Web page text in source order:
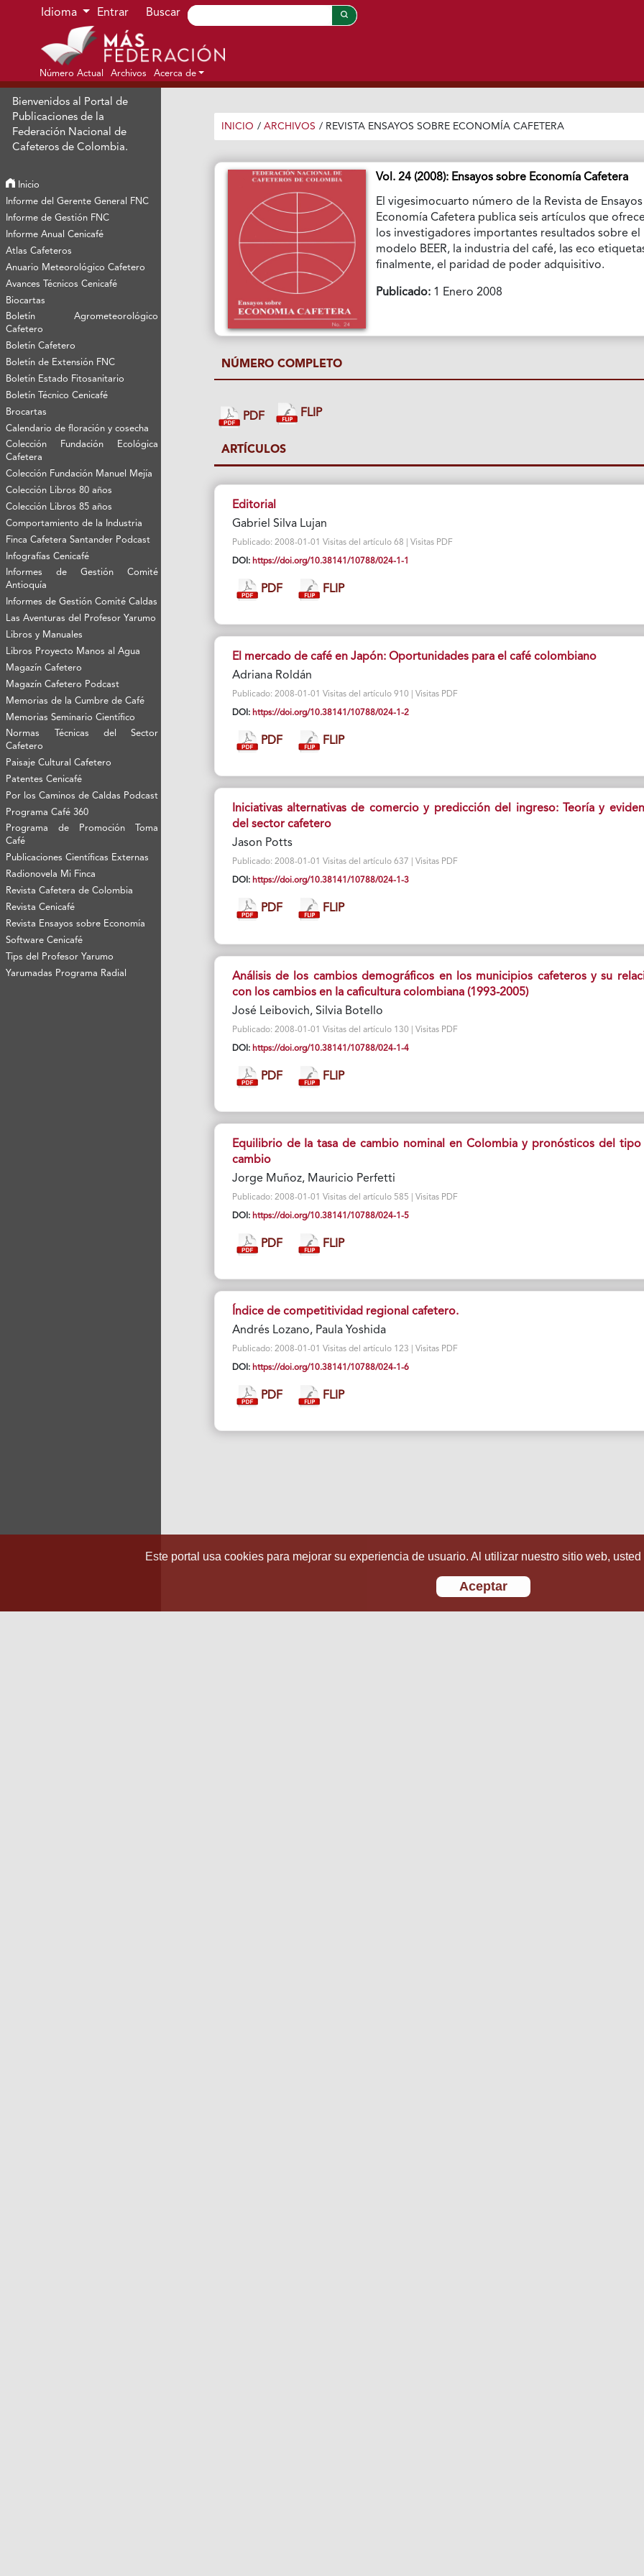
Ir al menú de navegación principal
Ir al contenido principal
Ir al pie de página del sitio
Idioma Entrar Buscar
Número Actual Archivos Acerca de
Bienvenidos al Portal de
Publicaciones de la
Federación Nacional de
Cafeteros de Colombia.
Inicio
Informe del Gerente General FNC
Informe de Gestión FNC
Informe Anual Cenicafé
Atlas Cafeteros
Anuario Meteorológico Cafetero
Avances Técnicos Cenicafé
Biocartas
Boletín Agrometeorológico
Cafetero
Boletín Cafetero
Boletín de Extensión FNC
Boletín Estado Fitosanitario
Boletín Técnico Cenicafé
Brocartas
Calendario de floración y cosecha
Colección Fundación Ecológica
Cafetera
Colección Fundación Manuel Mejía
Colección Libros 80 años
Colección Libros 85 años
Comportamiento de la Industria
Finca Cafetera Santander Podcast
Infografías Cenicafé
Informes de Gestión Comité
Antioquía
Informes de Gestión Comité Caldas
Las Aventuras del Profesor Yarumo
Libros y Manuales
Libros Proyecto Manos al Agua
Magazín Cafetero
Magazín Cafetero Podcast
Memorias de la Cumbre de Café
Memorias Seminario Científico
Normas Técnicas del Sector
Cafetero
Paisaje Cultural Cafetero
Patentes Cenicafé
Por los Caminos de Caldas Podcast
Programa Café 360
Programa de Promoción Toma
Café
Publicaciones Científicas Externas
Radionovela Mi Finca
Revista Cafetera de Colombia
Revista Cenicafé
Revista Ensayos sobre Economía
Software Cenicafé
Tips del Profesor Yarumo
Yarumadas Programa Radial
INICIO / ARCHIVOS / REVISTA ENSAYOS SOBRE ECONOMÍA CAFETERA
Vol. 24 (2008): Ensayos sobre Economía Cafetera
El vigesimocuarto número de la Revista de
Economía Cafetera publica seis artículos que
los investigadores importantes resultados sobre el
modelo BEER, la industria del café, las eco
finalmente, el paridad de poder adquisitivo.
Publicado: 1 Enero 2008
NÚMERO COMPLETO
PDF FLIP
ARTÍCULOS
Editorial
Gabriel Silva Lujan
Publicado: 2008-01-01 Visitas del artículo 68 | Visitas PDF
DOI: https://doi.org/10.38141/10788/024-1-1
PDF FLIP
El mercado de café en Japón: Oportunidades para el café colombiano
Adriana Roldán
Publicado: 2008-01-01 Visitas del artículo 910 | Visitas PDF
DOI: https://doi.org/10.38141/10788/024-1-2
PDF FLIP
Iniciativas alternativas de comercio y predicción del ingreso: Teoría y
del sector cafetero
Jason Potts
Publicado: 2008-01-01 Visitas del artículo 637 | Visitas PDF
DOI: https://doi.org/10.38141/10788/024-1-3
PDF FLIP
Análisis de los cambios demográficos en los municipios cafeteros y su
con los cambios en Ia caficultura colombiana (1993-2005)
José Leibovich, Silvia Botello
Publicado: 2008-01-01 Visitas del artículo 130 | Visitas PDF
DOI: https://doi.org/10.38141/10788/024-1-4
PDF FLIP
Equilibrio de Ia tasa de cambio nominal en Colombia y pronósticos del tipo
cambio
Jorge Muñoz, Mauricio Perfetti
Publicado: 2008-01-01 Visitas del artículo 585 | Visitas PDF
DOI: https://doi.org/10.38141/10788/024-1-5
PDF FLIP
Índice de competitividad regional cafetero.
Andrés Lozano, Paula Yoshida
Publicado: 2008-01-01 Visitas del artículo 123 | Visitas PDF
DOI: https://doi.org/10.38141/10788/024-1-6
PDF FLIP
Este portal usa cookies para mejorar su experiencia de usuario. Al utilizar nuestro sitio web,
Aceptar